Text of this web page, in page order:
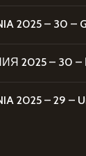
2025 – 30 –
2025 – 30 –
2025 – 29 –